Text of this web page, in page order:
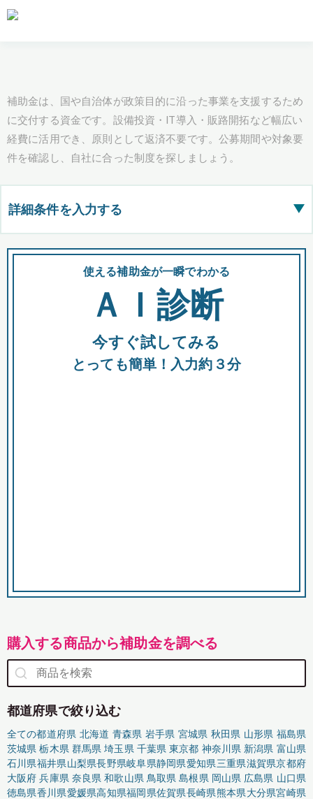
補助金は、国や自治体が政策目的に沿った事業を支援するため
に交付する資金です。設備投資・IT導入・販路開拓など幅広い
経費に活用でき、原則として返済不要です。公募期間や対象要
件を確認し、自社に合った制度を探しましょう。
詳細条件を入力する ▶
都道府県
全国の検索結果を含めて表示
助成金 融資 出資
使える補助金が一瞬でわかる
ＡＩ診断
今すぐ試してみる
とっても簡単！入力約３分
購入する商品から補助金を調べる
都道府県で絞り込む
全ての都道府県 北海道 青森県 岩手県 宮城県 秋田県 山形県 福島県
茨城県 栃木県 群馬県 埼玉県 千葉県 東京都 神奈川県 新潟県 富山県
石川県福井県山梨県長野県岐阜県静岡県愛知県三重県滋賀県京都府
大阪府 兵庫県 奈良県 和歌山県 鳥取県 島根県 岡山県 広島県 山口県
徳島県香川県愛媛県高知県福岡県佐賀県長崎県熊本県大分県宮崎県